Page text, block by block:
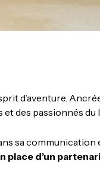
d’aventure.
des passionnés du
sa
place d’un